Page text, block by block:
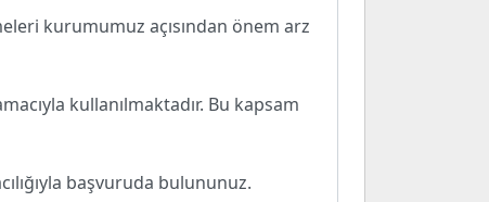
kurumumuz açısından önem arz
kullanılmaktadır. Bu kapsam
başvuruda bulununuz.